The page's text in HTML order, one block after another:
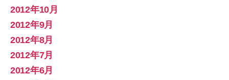
2012年10月
2012年9月
2012年8月
2012年7月
2012年6月